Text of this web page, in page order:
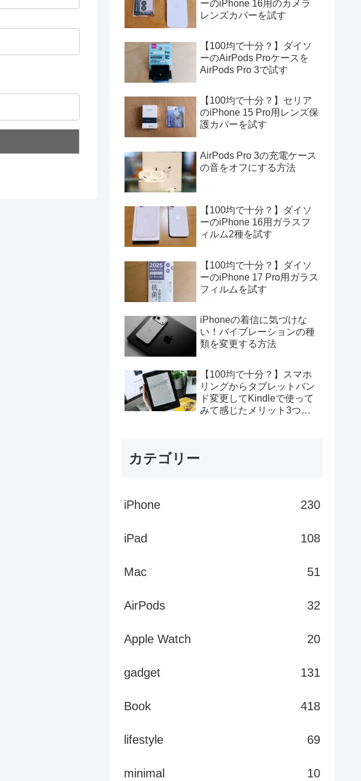
ーのiPhone 16用のカメラ
レンズカバーを試す
【100均で十分？】ダイソ
ーのAirPods Proケースを
AirPods Pro 3で試す
【100均で十分？】セリア
のiPhone 15 Pro用レンズ保
護カバーを試す
AirPods Pro 3の充電ケース
の音をオフにする方法
【100均で十分？】ダイソ
ーのiPhone 16用ガラスフ
ィルム2種を試す
【100均で十分？】ダイソ
ーのiPhone 17 Pro用ガラス
フィルムを試す
iPhoneの着信に気づけな
い！バイブレーションの種
類を変更する方法
【100均で十分？】スマホ
リングからタブレットバン
ド変更してKindleで使って
みて感じたメリット3つデ
カテゴリー
iPhone 230
iPad 108
Mac 51
AirPods 32
Apple Watch 20
gadget 131
Book 418
lifestyle 69
minimal 10